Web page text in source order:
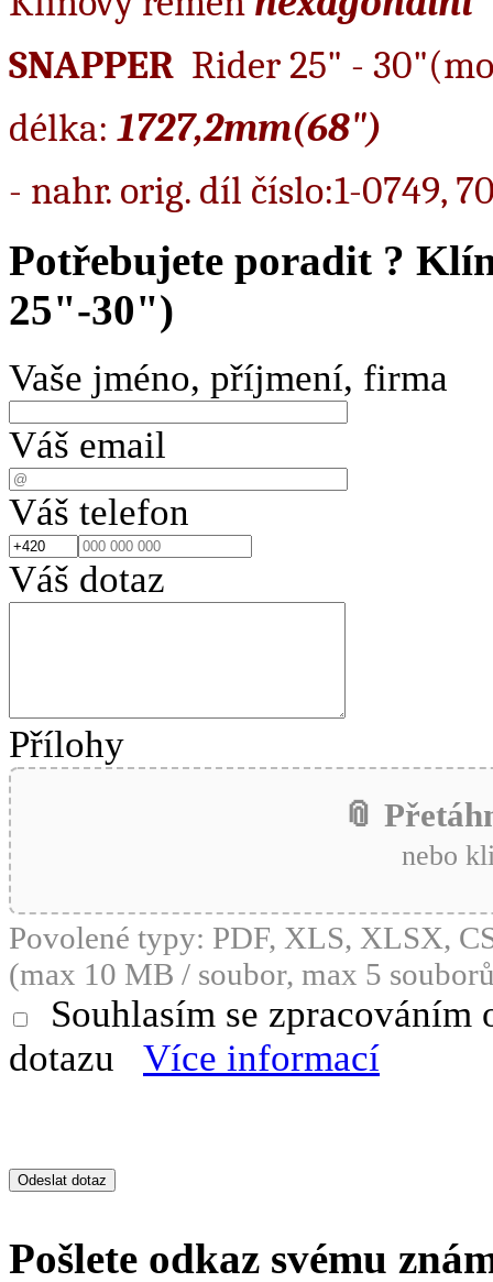
SNAPPER Rider 25" -
délka: 1727,2mm(68")
- nahr. orig. díl číslo:1-0749,
Potřebujete poradit ?
25"-30")
Vaše jméno, příjmení, firma
Váš email
Váš telefon
Váš dotaz
Přílohy
📎
nebo
Povolené typy: PDF, XLS, XLSX,
(max 10 MB / soubor, max 5
Souhlasím se
dotazu
Více informací
Pošlete odkaz svému